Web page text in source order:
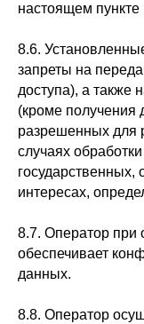
настоящем пункте
8.6.
запреты на
доступа), а также
(кроме получения
разрешенных для
случаях
интересах,
8.7. Оператор при
обеспечивает
данных.
8.8. Оператор